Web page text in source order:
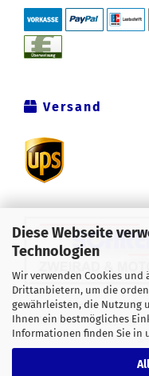
Diese Webseite
Technologien
Wir verwenden Cookies und
Drittanbietern, um die
gewährleisten, die Nutzung
Ihnen ein bestmögliches
Informationen finden Sie in
Versand
Alle Preise
Mehrwertsteuer, zzgl.